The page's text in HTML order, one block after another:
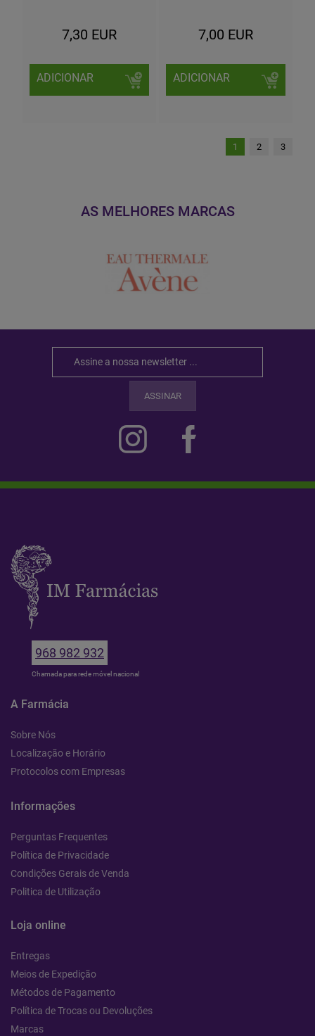
7,30 EUR
ADICIONAR
7,00 EUR
ADICIONAR
1 2 3
AS MELHORES MARCAS
ASSINAR
968 982 932
Chamada para rede móvel nacional
A Farmácia
Sobre Nós
Localização e Horário
Protocolos com Empresas
Informações
Perguntas Frequentes
Política de Privacidade
Condições Gerais de Venda
Politica de Utilização
Loja online
Entregas
Meios de Expedição
Métodos de Pagamento
Política de Trocas ou Devoluções
Marcas